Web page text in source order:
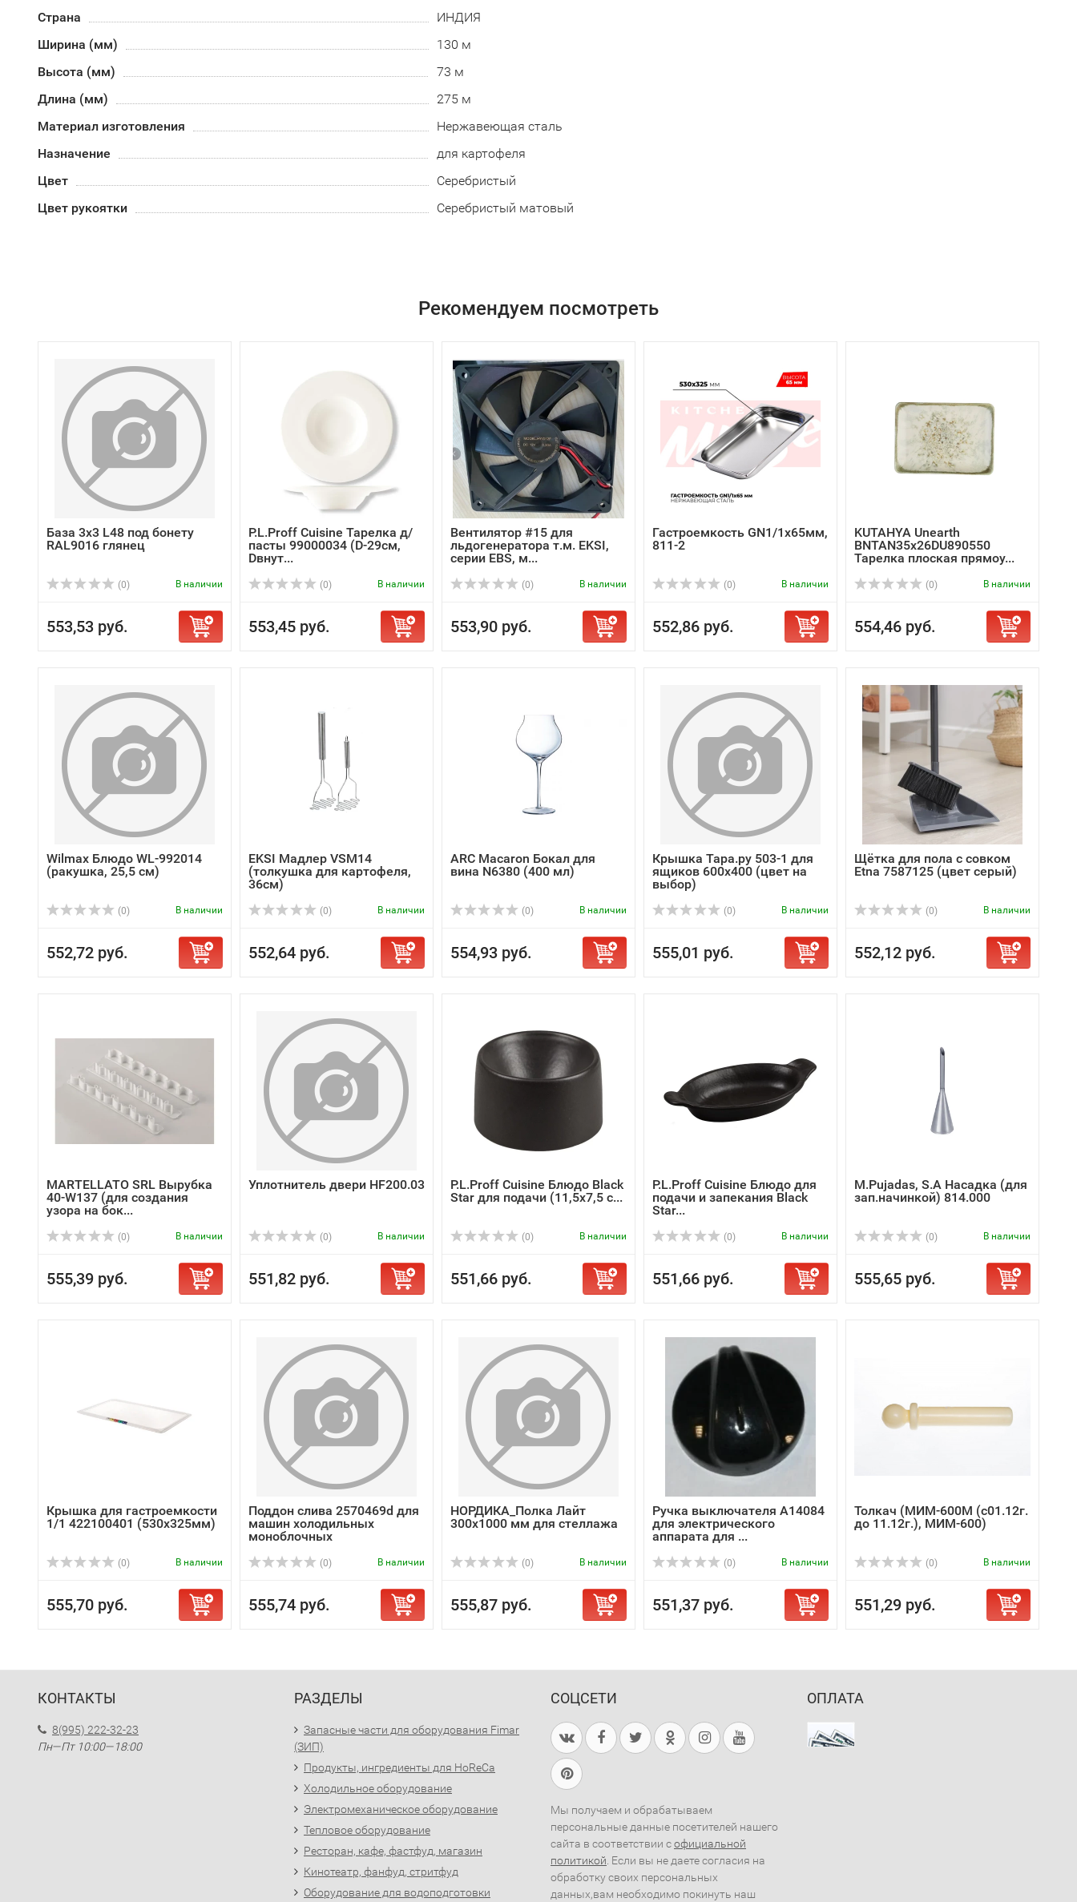
Страна
ИНДИЯ
Ширина (мм)
130 м
Высота (мм)
73 м
Длина (мм)
275 м
Материал изготовления
Нержавеющая сталь
Назначение
для картофеля
Цвет
Серебристый
Цвет рукоятки
Серебристый матовый
Рекомендуем посмотреть
База 3х3 L48 под бонету
RAL9016 глянец
(0) В наличии
553,53 руб.
P.L.Proff Cuisine Тарелка д/
пасты 99000034 (D-29см,
Dвнут...
(0) В наличии
553,45 руб.
Вентилятор #15 для
льдогенератора т.м. EKSI,
серии EBS, м...
(0) В наличии
553,90 руб.
Гастроемкость GN1/1x65мм,
811-2
(0) В наличии
552,86 руб.
KUTAHYA Unearth
BNTAN35x26DU890550
Тарелка плоская прямоу...
(0) В наличии
554,46 руб.
Wilmax Блюдо WL-992014
(ракушка, 25,5 см)
(0) В наличии
552,72 руб.
EKSI Мадлер VSM14
(толкушка для картофеля,
36см)
(0) В наличии
552,64 руб.
ARC Macaron Бокал для
вина N6380 (400 мл)
(0) В наличии
554,93 руб.
Крышка Тара.ру 503-1 для
ящиков 600x400 (цвет на
выбор)
(0) В наличии
555,01 руб.
Щётка для пола с совком
Etna 7587125 (цвет серый)
(0) В наличии
552,12 руб.
MARTELLATO SRL Вырубка
40-W137 (для создания
узора на бок...
(0) В наличии
555,39 руб.
Уплотнитель двери HF200.03
(0) В наличии
551,82 руб.
P.L.Proff Cuisine Блюдо Black
Star для подачи (11,5х7,5 с...
(0) В наличии
551,66 руб.
P.L.Proff Cuisine Блюдо для
подачи и запекания Black
Star...
(0) В наличии
551,66 руб.
M.Pujadas, S.A Насадка (для
зап.начинкой) 814.000
(0) В наличии
555,65 руб.
Крышка для гастроемкости
1/1 422100401 (530х325мм)
(0) В наличии
555,70 руб.
Поддон слива 2570469d для
машин холодильных
моноблочных
(0) В наличии
555,74 руб.
НОРДИКА_Полка Лайт
300х1000 мм для стеллажа
(0) В наличии
555,87 руб.
Ручка выключателя A14084
для электрического
аппарата для ...
(0) В наличии
551,37 руб.
Толкач (МИМ-600М (с01.12г.
до 11.12г.), МИМ-600)
(0) В наличии
551,29 руб.
КОНТАКТЫ
8(995) 222-32-23
Пн—Пт 10:00—18:00
РАЗДЕЛЫ
Запасные части для оборудования Fimar
(ЗИП)
Продукты, ингредиенты для HoReCa
Холодильное оборудование
Электромеханическое оборудование
Тепловое оборудование
Ресторан, кафе, фастфуд, магазин
Кинотеатр, фанфуд, стритфуд
Оборудование для водоподготовки
СОЦСЕТИ
Мы получаем и обрабатываем
персональные данные посетителей нашего
сайта в соответствии софициальной
политикой . Если вы не даете согласия на
обработку своих персональных
данных,вам необходимо покинуть наш
ОПЛАТА